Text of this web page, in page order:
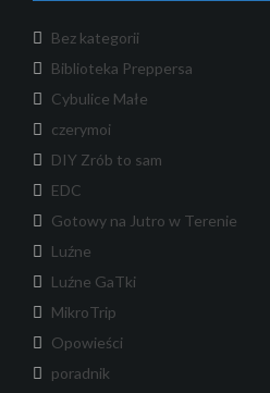
Bez kategorii
Biblioteka Preppersa
Cybulice Małe
czerymoi
DIY Zrób to sam
EDC
Gotowy na Jutro w Terenie
Luźne
Luźne GaTki
MikroTrip
Opowieści
poradnik